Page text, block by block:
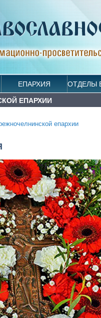
ЕПАРХИЯ ОТДЕЛЫ
ЕПАРХИИ
епархии